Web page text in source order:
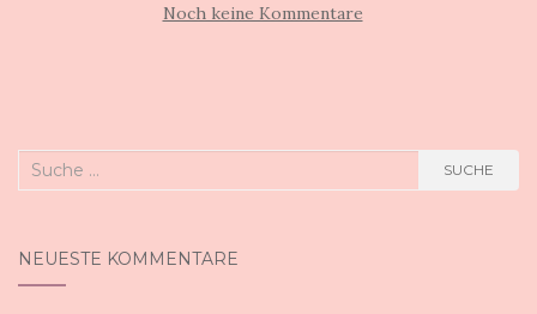
Noch keine Kommentare
Suche
SUCHE
NEUESTE KOMMENTARE